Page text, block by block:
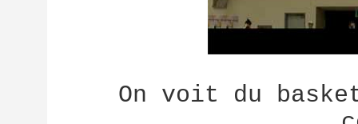
On voit du